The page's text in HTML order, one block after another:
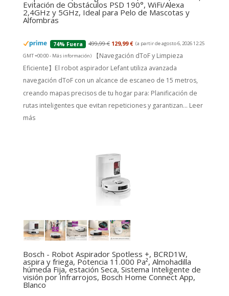
Evitación de Obstáculos PSD 190°, WiFi/Alexa
2,4GHz y 5GHz, Ideal para Pelo de Mascotas y
Alfombras
74% Fuera 499,99 € 129,99 € (a partir de agosto 6, 2026 12:25
GMT +00:00 - Más información)
【Navegación dToF y Limpieza
Eficiente】El robot aspirador Lefant utiliza avanzada
navegación dToF con un alcance de escaneo de 15 metros,
creando mapas precisos de tu hogar para: Planificación de
rutas inteligentes que evitan repeticiones y garantizan... Leer
más
Bosch - Robot Aspirador Spotless +, BCRD1W,
aspira y friega, Potencia 11.000 Pa², Almohadilla
húmeda Fija, estación Seca, Sistema Inteligente de
visión por Infrarrojos, Bosch Home Connect App,
Blanco